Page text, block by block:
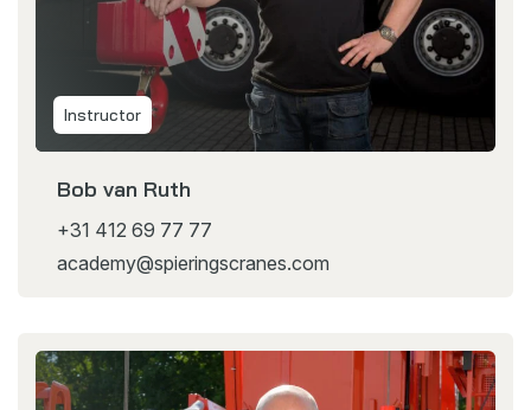
Instructor
Bob van Ruth
+31 412 69 77 77
academy@spieringscranes.com